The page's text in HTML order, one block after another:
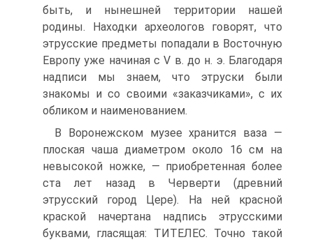
быть, и нынешней территории нашей
родины. Находки археологов говорят, что
этрусские предметы попадали в Восточную
Европу уже начиная с V в. до н. э. Благодаря
надписи мы знаем, что этруски были
знакомы и со своими «заказчиками», с их
обликом и наименованием.
В Воронежском музее хранится ваза —
плоская чаша диаметром около 16 см на
невысокой ножке, — приобретенная более
ста лет назад в Черверти (древний
этрусский город Цере). На ней красной
краской начертана надпись этрусскими
буквами, гласящая: ТИТЕЛЕС. Точно такой